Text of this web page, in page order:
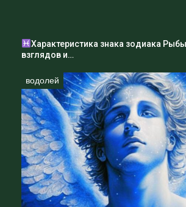
Характеристика знака зодиака
взглядов и…
водолей